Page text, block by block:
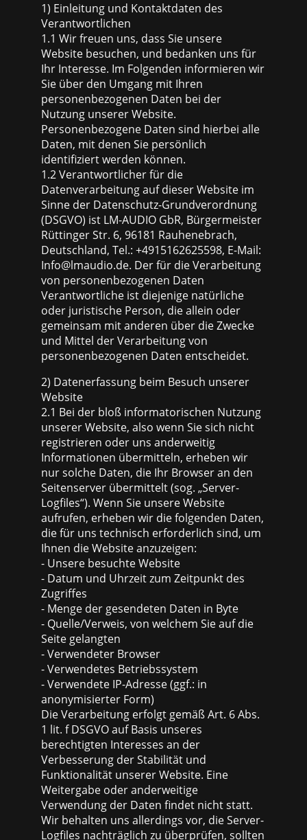
1) Einleitung und Kontaktdaten des
Verantwortlichen
1.1 Wir freuen uns, dass Sie unsere
Website besuchen, und bedanken uns für
Ihr Interesse. Im Folgenden informieren wir
Sie über den Umgang mit Ihren
personenbezogenen Daten bei der
Nutzung unserer Website.
Personenbezogene Daten sind hierbei alle
Daten, mit denen Sie persönlich
identifiziert werden können.
1.2 Verantwortlicher für die
Datenverarbeitung auf dieser Website im
Sinne der Datenschutz-Grundverordnung
(DSGVO) ist LM-AUDIO GbR, Bürgermeister
Rüttinger Str. 6, 96181 Rauhenebrach,
Deutschland, Tel.: +4915162625598, E-Mail:
Info@lmaudio.de. Der für die Verarbeitung
von personenbezogenen Daten
Verantwortliche ist diejenige natürliche
oder juristische Person, die allein oder
gemeinsam mit anderen über die Zwecke
und Mittel der Verarbeitung von
personenbezogenen Daten entscheidet.
2) Datenerfassung beim Besuch unserer
Website
2.1 Bei der bloß informatorischen Nutzung
unserer Website, also wenn Sie sich nicht
registrieren oder uns anderweitig
Informationen übermitteln, erheben wir
nur solche Daten, die Ihr Browser an den
Seitenserver übermittelt (sog. „Server-
Logfiles“). Wenn Sie unsere Website
aufrufen, erheben wir die folgenden Daten,
die für uns technisch erforderlich sind, um
Ihnen die Website anzuzeigen:
- Unsere besuchte Website
- Datum und Uhrzeit zum Zeitpunkt des
Zugriffes
- Menge der gesendeten Daten in Byte
- Quelle/Verweis, von welchem Sie auf die
Seite gelangten
- Verwendeter Browser
- Verwendetes Betriebssystem
- Verwendete IP-Adresse (ggf.: in
anonymisierter Form)
Die Verarbeitung erfolgt gemäß Art. 6 Abs.
1 lit. f DSGVO auf Basis unseres
berechtigten Interesses an der
Verbesserung der Stabilität und
Funktionalität unserer Website. Eine
Weitergabe oder anderweitige
Verwendung der Daten findet nicht statt.
Wir behalten uns allerdings vor, die Server-
Logfiles nachträglich zu überprüfen, sollten